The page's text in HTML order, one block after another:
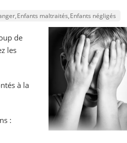
Enfants maltraités Enfants négligés
de
les
à la
: